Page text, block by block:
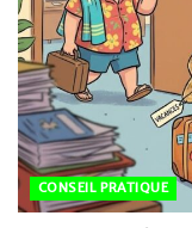
CONSEIL PRATIQUE